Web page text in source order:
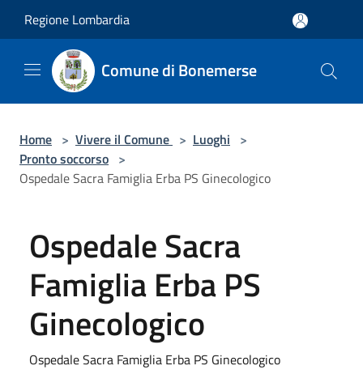
Regione Lombardia
Comune di Bonemerse
Home > Vivere il Comune > Luoghi >
Pronto soccorso >
Ospedale Sacra Famiglia Erba PS Ginecologico
Ospedale Sacra
Famiglia Erba PS
Ginecologico
Ospedale Sacra Famiglia Erba PS Ginecologico